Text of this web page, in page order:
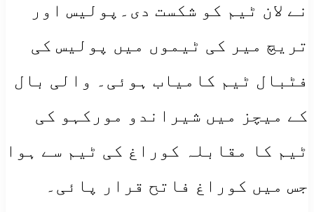
نے لان ٹیم کو شکست دی۔پولیس اور
تریچ میر کی ٹیموں میں پولیس کی
فٹبال ٹیم کامیاب ہوئی۔ والی بال
کے میچز میں شیراندو مورکہو کی
ٹیم کا مقابلہ کوراغ کی ٹیم سے ہوا
جس میں کوراغ فاتح قرار پائی۔